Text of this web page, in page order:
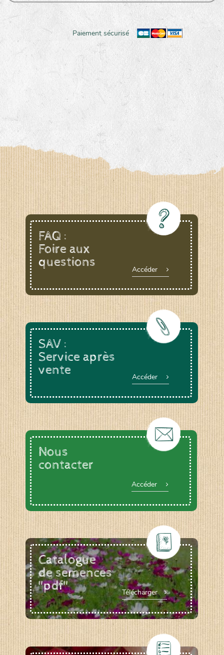
Paiement sécurisé
FAQ :
Foire aux
questions
Accéder
SAV :
Service après
vente
Accéder
Nous
contacter
Accéder
Catalogue
de semences
"pdf"
Télécharger